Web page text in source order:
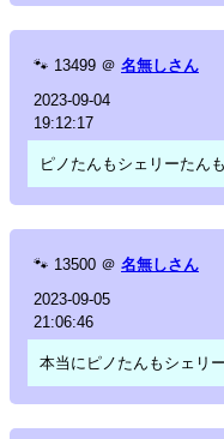
🐾 13499 ＠ 名無しさん
2023-09-04
19:12:17
ピノたんもシェリーたん
🐾 13500 ＠ 名無しさん
2023-09-05
21:06:46
本当にピノたんもシェリ